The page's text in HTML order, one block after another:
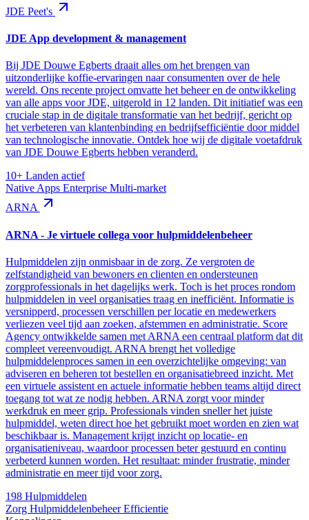
JDE Peet's
JDE App development & management
Bij JDE Douwe Egberts draait alles om het brengen van
uitzonderlijke koffie-ervaringen naar consumenten over de hele
wereld. Ons recente project omvatte het beheer en de ontwikkeling
van alle apps voor JDE, uitgerold in 12 landen. Dit initiatief was een
cruciale stap in de digitale transformatie van het bedrijf, gericht op
het verbeteren van klantenbinding en bedrijfsefficiëntie door middel
van technologische innovatie. Ontdek hoe wij de digitale voetafdruk
van JDE Douwe Egberts hebben veranderd.
10+ Landen actief
Native Apps Enterprise Multi-market
ARNA
ARNA - Je virtuele collega voor hulpmiddelenbeheer
Hulpmiddelen zijn onmisbaar in de zorg. Ze vergroten de
zelfstandigheid van bewoners en clienten en ondersteunen
zorgprofessionals in het dagelijks werk. Toch is het proces rondom
hulpmiddelen in veel organisaties traag en inefficiënt. Informatie is
versnipperd, processen verschillen per locatie en medewerkers
verliezen veel tijd aan zoeken, afstemmen en administratie. Score
Agency ontwikkelde samen met ARNA een centraal platform dat dit
compleet vereenvoudigt. ARNA brengt het volledige
hulpmiddelenproces samen in een overzichtelijke omgeving: van
adviseren en beheren tot bestellen en organisatiebreed inzicht. Met
een virtuele assistent en actuele informatie hebben teams altijd direct
toegang tot wat ze nodig hebben. ARNA zorgt voor minder
werkdruk en meer grip. Professionals vinden sneller het juiste
hulpmiddel, weten direct hoe het gebruikt moet worden en zien wat
beschikbaar is. Management krijgt inzicht op locatie- en
organisatieniveau, waardoor processen beter gestuurd en continu
verbeterd kunnen worden. Het resultaat: minder frustratie, minder
administratie en meer tijd voor zorg.
198 Hulpmiddelen
Zorg HulpmiddelenbeheerEfficientie